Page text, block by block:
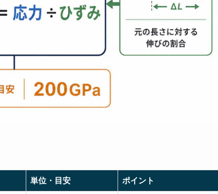
単位・目安 ポイント